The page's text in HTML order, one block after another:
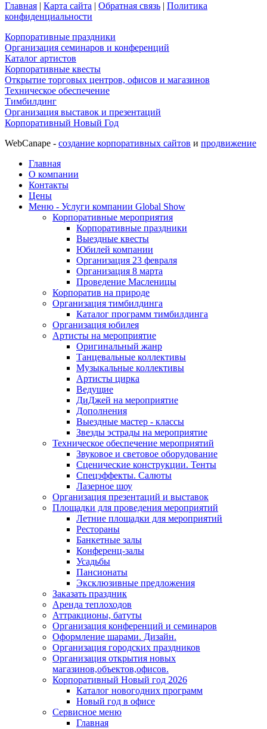
Главная | Карта сайта | Обратная связь | Политика
конфиденциальности
Корпоративные праздники
Организация семинаров и конференций
Каталог артистов
Корпоративные квесты
Открытие торговых центров, офисов и магазинов
Техническое обеспечение
Тимбилдинг
Организация выставок и презентаций
Корпоративный Новый Год
WebCanape - создание корпоративных сайтов и продвижение
Главная
О компании
Контакты
Цены
Меню - Услуги компании Global Show
Корпоративные мероприятия
Корпоративные праздники
Выездные квесты
Юбилей компании
Организация 23 февраля
Организация 8 марта
Проведение Масленицы
Корпоратив на природе
Организация тимбилдинга
Каталог программ тимбилдинга
Организация юбилея
Артисты на мероприятие
Оригинальный жанр
Танцевальные коллективы
Музыкальные коллективы
Артисты цирка
Ведущие
ДиДжей на мероприятие
Дополнения
Выездные мастер - классы
Звезды эстрады на мероприятие
Техническое обеспечение мероприятий
Звуковое и световое оборудование
Сценические конструкции. Тенты
Спецэффекты. Салюты
Лазерное шоу
Организация презентаций и выставок
Площадки для проведения мероприятий
Летние площадки для мероприятий
Рестораны
Банкетные залы
Конференц-залы
Усадьбы
Пансионаты
Эксклюзивные предложения
Заказать праздник
Аренда теплоходов
Аттракционы, батуты
Организация конференций и семинаров
Оформление шарами. Дизайн.
Организация городских праздников
Организация открытия новых
магазинов,объектов,офисов.
Корпоративный Новый год 2026
Каталог новогодних программ
Новый год в офисе
Сервисное меню
Главная